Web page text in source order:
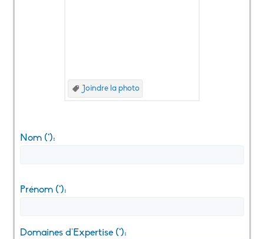
Joindre la photo
Nom (*):
Prénom (*):
Domaines d'Expertise (*):